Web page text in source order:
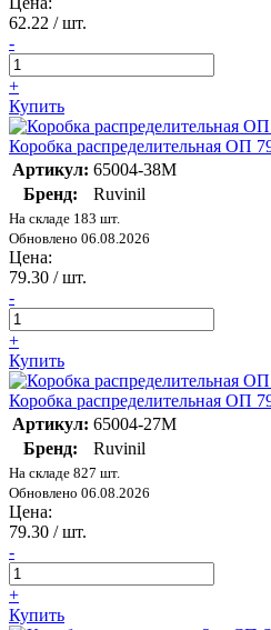
62.22 / шт.
-
+
Купить
Коробка распределительная ОП
Артикул: 65004-38М
Бренд:
Ruvinil
На складе 183 шт.
Обновлено 06.08.2026
Цена:
79.30 / шт.
-
+
Купить
Коробка распределительная ОП
Артикул: 65004-27М
Бренд:
Ruvinil
На складе 827 шт.
Обновлено 06.08.2026
Цена:
79.30 / шт.
-
+
Купить